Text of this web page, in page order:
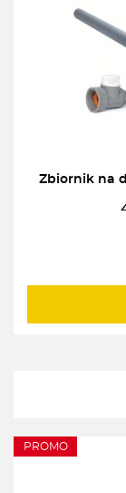
Zbiornik na
PROMO